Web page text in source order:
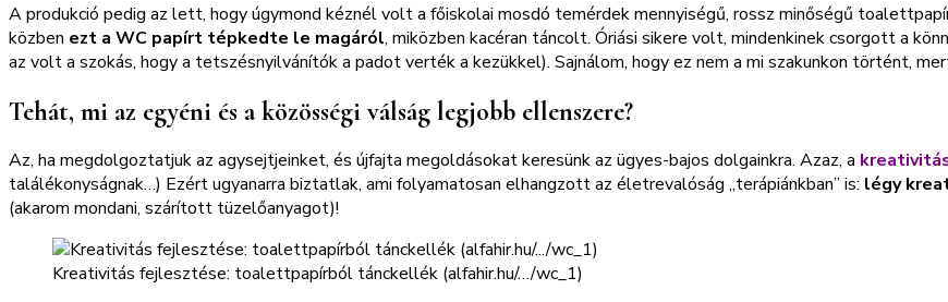
A produkció pedig az lett, hogy úgymond kéznél volt a főiskolai mosdó temérdek mennyiségű, rossz minőségű
közben ezt a WC papírt tépkedte le magáról, miközben kacéran táncolt. Óriási sikere volt, mindenkinek csorgott a
az volt a szokás, hogy a tetszésnyilvánítók a padot verték a kezükkel). Sajnálom, hogy ez nem a mi szakunkon történt,
Tehát, mi az egyéni és a közösségi válság legjobb ellenszere?
Az, ha megdolgoztatjuk az agysejtjeinket, és újfajta megoldásokat keresünk az ügyes-bajos dolgainkra. Azaz, a
találékonyságnak…) Ezért ugyanarra biztatlak, ami folyamatosan elhangzott az életrevalóság „terápiánkban” is: légy
(akarom mondani, szárított tüzelőanyagot)!
Kreativitás fejlesztése: toalettpapírból tánckellék (alfahir.hu/…/wc_1)